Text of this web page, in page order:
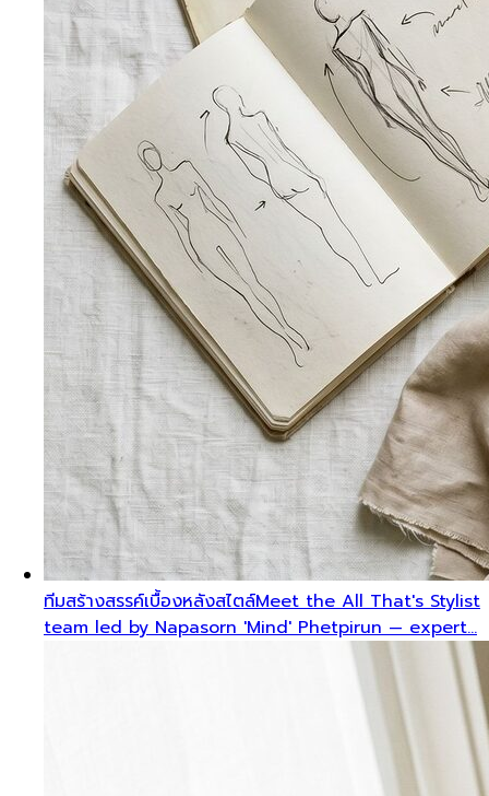
ทีมสร้างสรรค์เบื้องหลังสไตล์Meet the All That's Stylist
team led by Napasorn 'Mind' Phetpirun — expert…